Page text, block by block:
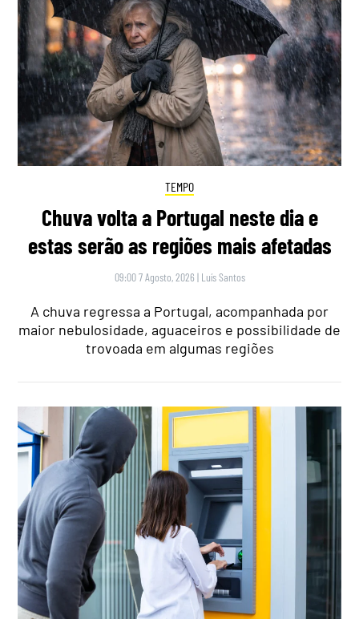
TEMPO
Chuva volta a Portugal neste dia e
estas serão as regiões mais afetadas
09:00 7 Agosto, 2026 | Luís Santos
A chuva regressa a Portugal, acompanhada por
maior nebulosidade, aguaceiros e possibilidade de
trovoada em algumas regiões